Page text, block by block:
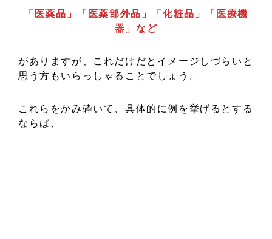
「医薬品」「医薬部外品」「化粧品」「医療機
器」など
がありますが、これだけだとイメージしづらいと
思う方もいらっしゃることでしょう。
これらをかみ砕いて、具体的に例を挙げるとする
ならば、